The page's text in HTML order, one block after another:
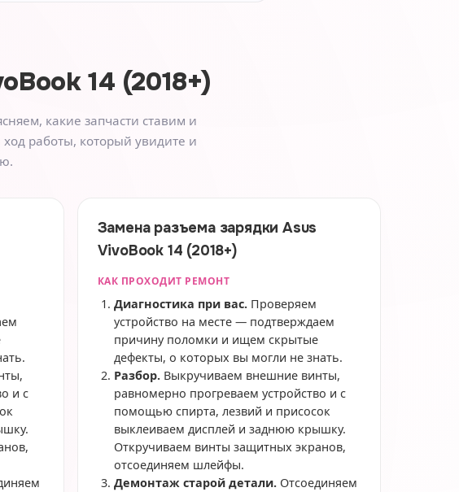
14 (2018+)
какие запчасти ставим и
работы, который увидите и
и с
Замена разъема зарядки Asus
VivoBook 14 (2018+)
КАК ПРОХОДИТ РЕМОНТ
Диагностика при вас.Проверяем
устройство на месте — подтверждаем
причину поломки и ищем скрытые
дефекты, о которых вы могли не знать.
Разбор.Выкручиваем внешние винты,
равномерно прогреваем устройство и с
помощью спирта, лезвий и присосок
выклеиваем дисплей и заднюю крышку.
Откручиваем винты защитных экранов,
отсоединяем шлейфы.
Демонтаж старой детали.Отсоединяем